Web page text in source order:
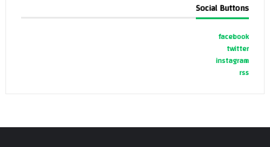
Social Buttons
facebook
twitter
instagram
rss